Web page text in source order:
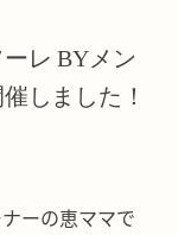
レ BYメン
しました！
ーの恵ママで